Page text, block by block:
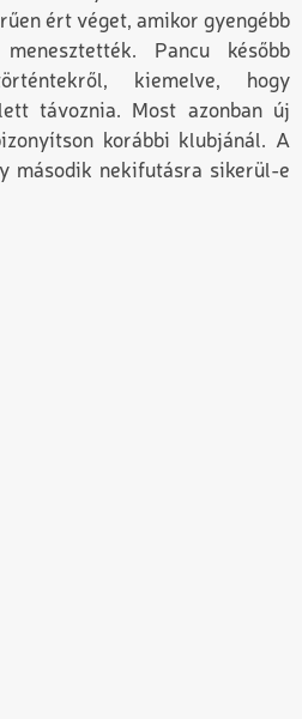
ért véget, amikor gyengébb
Pancu később
kiemelve, hogy
távoznia. Most azonban új
korábbi klubjánál. A
második nekifutásra sikerül-e